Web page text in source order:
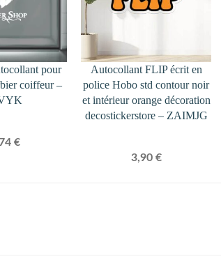
pour
coiffeur –
€
Autocollant FLIP écrit en
police Hobo std contour noir
et intérieur orange décoration
decostickerstore – ZAIMJG
3,90 €